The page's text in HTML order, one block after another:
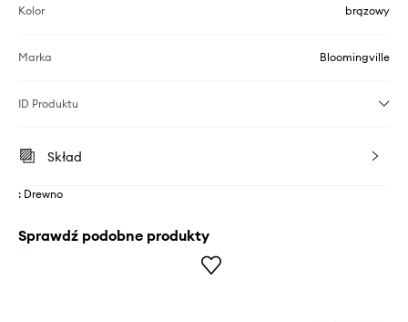
Kolor brązowy
Marka Bloomingville
ID Produktu
Skład
: Drewno
Sprawdź podobne produkty